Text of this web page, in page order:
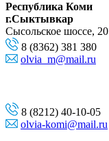
Республика Коми
г.Сыктывкар
Сысольское шоссе, 20
8 (8362) 381 380
olvia_m@mail.ru
8 (8212) 40-10-05
olvia-komi@mail.ru